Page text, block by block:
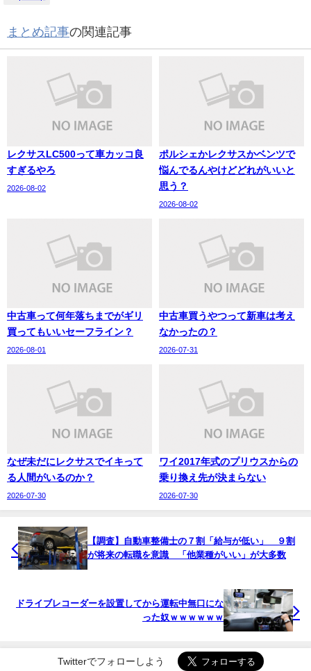
まとめ記事の関連記事
レクサスLC500って車カッコ良
すぎるやろ
2026-08-02
ポルシェかレクサスかベンツで
悩んでるんやけどどれがいいと
思う？
2026-08-02
中古車って何年落ちまでがギリ
買ってもいいセーフライン？
2026-08-01
中古車買うやつって新車は考え
なかったの？
2026-07-31
なぜ未だにレクサスでイキって
る人間がいるのか？
2026-07-30
ワイ2017年式のプリウスからの
乗り換え先が決まらない
2026-07-30
【調査】自動車整備士の７割「給与が低い」 ９割
が将来の転職を意識 「他業種がいい」が大多数
ドライブレコーダーを設置してから運転中無口にな
った奴ｗｗｗｗｗｗ
Twitterでフォローしよう